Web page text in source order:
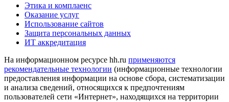
Этика и комплаенс
Оказание услуг
Использование сайтов
Защита персональных данных
ИТ аккредитация
На информационном ресурсе hh.ru применяются
рекомендательные технологии (информационные технологии
предоставления информации на основе сбора, систематизации
и анализа сведений, относящихся к предпочтениям
пользователей сети «Интернет», находящихся на территории